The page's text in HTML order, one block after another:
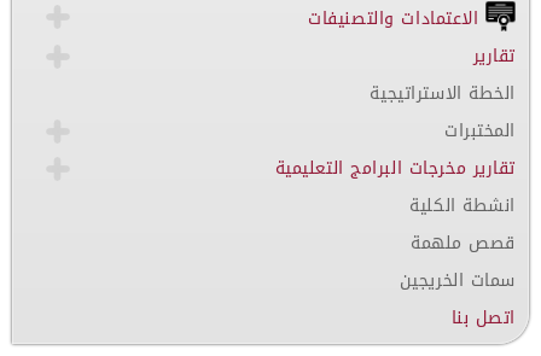
الاعتمادات والتصنيفات
تقارير
الخطة الاستراتيجية
المختبرات
تقارير مخرجات البرامج التعليمية
انشطة الكلية
قصص ملهمة
سمات الخريجين
اتصل بنا